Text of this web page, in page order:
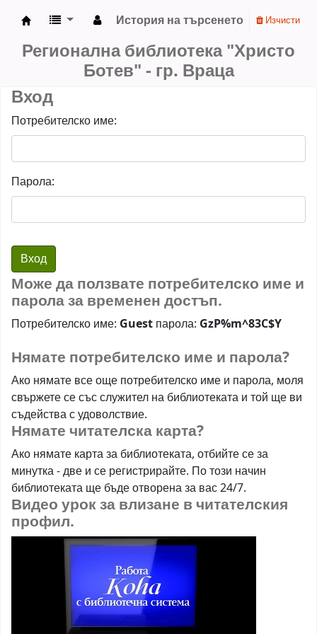
История на търсенето Изчисти
Регионална библиотека "Христо
Ботев" - гр. Враца
Вход
Потребителско име:
Парола:
Може да ползвате потребителско име и
парола за временен достъп.
Потребителско име: Guest парола: GzP%m^83C$Y
Нямате потребителско име и парола?
Ако нямате все още потребителско име и парола, моля
свържете се със служител на библиотеката и той ще ви
съдейства с удоволствие.
Нямате читателска карта?
Ако нямате карта за библиотеката, отбийте се за
минутка - две и се регистрирайте. По този начин
библиотеката ще бъде отворена за вас 24/7.
Видео урок за влизане в читателския
профил.